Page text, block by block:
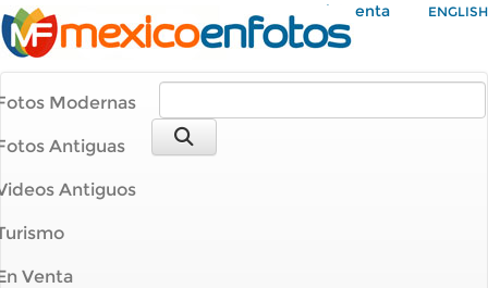
Mi Cuenta ENGLISH
Modernas
Antiguas
Antiguos
Venta